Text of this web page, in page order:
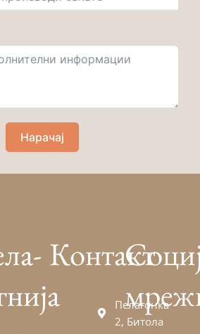
Нарачај
Контакт
Пелагонка
2, Битола